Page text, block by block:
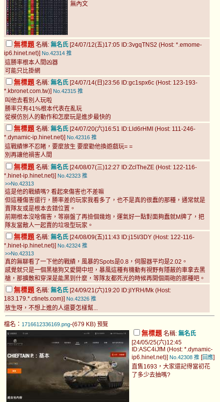
無內文
無標題 名稱: 無名氏 [24/07/12(五)17:05 ID:3vgqTNS2 (Host: *.emome-
ip6.hinet.net)] No.42314 推
這勝率根本人間凶器
可能只比掛網
無標題 名稱: 無名氏 [24/07/14(日)23:56 ID:gc1spx6c (Host: 123-193-
*.kbronet.com.tw)] No.42315 推
叫他去看別人玩啦
勝率只有41%根本代表在亂玩
從模仿別人的動作和怎麼玩是進步最快的
無標題 名稱: 無名氏 [24/07/20(六)16:51 ID:Lld6rHMI (Host: 111-246-
*.dynamic-ip.hinet.net)] No.42316 推
這戰績慘不忍睹，要麼放生 要麼勸他換遊戲玩= =
別再讓他禍害人間
無標題 名稱: 無名氏 [24/08/07(三)12:27 ID:ZclTheZE (Host: 122-116-
*.hinet-ip.hinet.net)] No.42323 推
>>No.42313
這是他的戰績嗎? 看起來傷害也不差嘛
但這種傷害還行，勝率差的玩家我看多了，也不是真的很蠢的那種，通常就是
賣隊友或是根本去錯位置。
前期根本沒啥傷害，等崩盤了再撿個幾炮，運氣好一點對面夠蠢就M牌了，把
隊友當敵人一起賣的垃圾型玩家。
無標題 名稱: 無名氏 [24/08/09(五)11:43 ID:j15I/3DY (Host: 122-116-
*.hinet-ip.hinet.net)] No.42324 推
>>No.42313
真的無聊看了一下他的戰績，風暴的Spots是0.8，伺服器平均是2.02。
感覺就只是一個黑槍狗又愛開中坦，暴風這種有機動有視野有隱蔽的車拿去黑
槍，那擴散和穿深是能黑到什麼，等隊友都死光的時候再開個兩砲的那種吧。
無標題 名稱: 無名氏 [24/09/21(六)19:20 ID:jlYRH/Mk (Host:
183.179.*.ctinets.com)] No.42326 推
放生呀，不想上進的人還要怎樣幫...
檔名： 1716612336169.png-(679 KB) 預覽
無標題 名稱: 無名氏
[24/05/25(六)12:45
ID:ASC4iJfM (Host: *.dynamic-
ip6.hinet.net)] No.42308 推 [回應]
直售1693，大家還記得當初花
了多少去抽嗎?